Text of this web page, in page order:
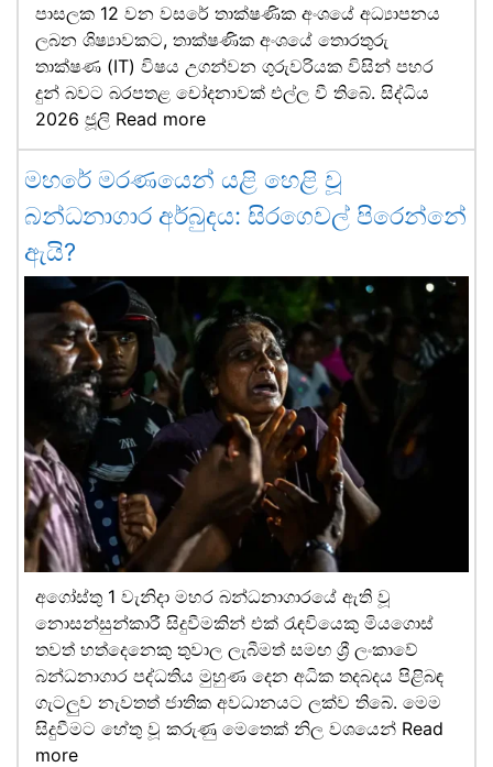
පාසලක 12 වන වසරේ තාක්ෂණික අංශයේ අධ්‍යාපනය
ලබන ශිෂ්‍යාවකට, තාක්ෂණික අංශයේ තොරතුරු
තාක්ෂණ (IT) විෂය උගන්වන ගුරුවරියක විසින් පහර
දුන් බවට බරපතළ චෝදනාවක් එල්ල වී තිබේ. සිද්ධිය
2026 ජූලි Read more
මහරේ මරණයෙන් යළි හෙළි වූ
බන්ධනාගාර අර්බුදය: සිරගෙවල් පිරෙන්නේ
ඇයි?
අගෝස්තු 1 වැනිදා මහර බන්ධනාගාරයේ ඇති වූ
නොසන්සුන්කාරී සිදුවීමකින් එක් රැඳවියෙකු මියගොස්
තවත් හත්දෙනෙකු තුවාල ලැබීමත් සමඟ ශ්‍රී ලංකාවේ
බන්ධනාගාර පද්ධතිය මුහුණ දෙන අධික තදබදය පිළිබඳ
ගැටලුව නැවතත් ජාතික අවධානයට ලක්ව තිබේ. මෙම
සිදුවීමට හේතු වූ කරුණු මෙතෙක් නිල වශයෙන් Read
more